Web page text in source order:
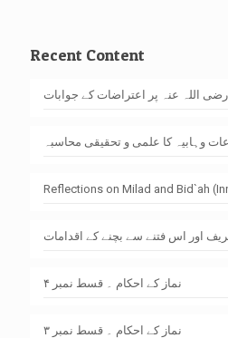
Recent Content
اللہ عنہ پر اعتراضات کے جوابات
وہابیہ کا علمی و تحقیقی محاسبہ
Reflections on Milad and Bid`ah
اور اس فتنے سے بچنے کے اقدامات
نماز کے احکام ۔ قسط نمبر ۴
نماز کے احکام ۔ قسط نمبر ۳